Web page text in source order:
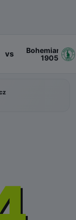
vs
Bohemians
1905